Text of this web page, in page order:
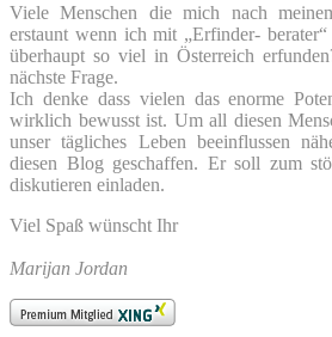
Viele Menschen die mich nach
erstaunt wenn ich mit „Erfinder-
überhaupt so viel in Österreich
nächste Frage.
Ich denke dass vielen das enorme
wirklich bewusst ist. Um all diesen
unser tägliches Leben beeinflussen
diesen Blog geschaffen. Er soll zum
diskutieren einladen.
Viel Spaß wünscht Ihr
Marijan Jordan